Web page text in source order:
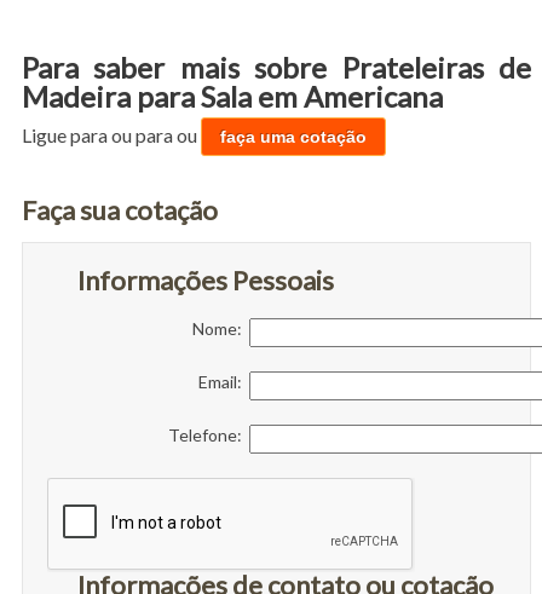
Para saber mais sobre Prateleiras de
Madeira para Sala em Americana
Ligue paraou paraou faça uma cotação
Faça sua cotação
Informações Pessoais
Nome:
Email:
Telefone:
Informações de contato ou cotação